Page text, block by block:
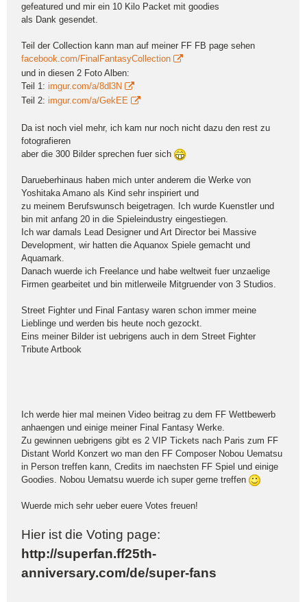
gefeatured und mir ein 10 Kilo Packet mit goodies
als Dank gesendet.
Teil der Collection kann man auf meiner FF FB page sehen
facebook.com/FinalFantasyCollection
und in diesen 2 Foto Alben:
Teil 1: imgur.com/a/8dl3N
Teil 2: imgur.com/a/GekEE
Da ist noch viel mehr, ich kam nur noch nicht dazu den rest zu
fotografieren
aber die 300 Bilder sprechen fuer sich
Darueberhinaus haben mich unter anderem die Werke von
Yoshitaka Amano als Kind sehr inspiriert und
zu meinem Berufswunsch beigetragen. Ich wurde Kuenstler und
bin mit anfang 20 in die Spieleindustry eingestiegen.
Ich war damals Lead Designer und Art Director bei Massive
Development, wir hatten die Aquanox Spiele gemacht und
Aquamark.
Danach wuerde ich Freelance und habe weltweit fuer unzaelige
Firmen gearbeitet und bin mitlerweile Mitgruender von 3 Studios.
Street Fighter und Final Fantasy waren schon immer meine
Lieblinge und werden bis heute noch gezockt.
Eins meiner Bilder ist uebrigens auch in dem Street Fighter
Tribute Artbook
Ich werde hier mal meinen Video beitrag zu dem FF Wettbewerb
anhaengen und einige meiner Final Fantasy Werke.
Zu gewinnen uebrigens gibt es 2 VIP Tickets nach Paris zum FF
Distant World Konzert wo man den FF Composer Nobou Uematsu
in Person treffen kann, Credits im naechsten FF Spiel und einige
Goodies. Nobou Uematsu wuerde ich super gerne treffen
Wuerde mich sehr ueber euere Votes freuen!
Hier ist die Voting page:
http://superfan.ff25th-
anniversary.com/de/super-fans